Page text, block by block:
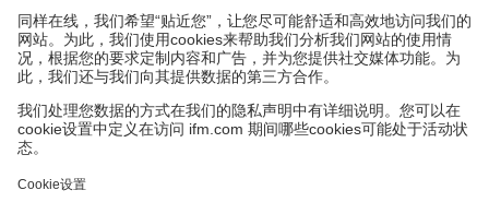
盛夏路61弄1号楼6层
邮编: 201203
总机: 021 3813 4800
电子邮箱:info.cn@ifm.com
沪ICP备19047231号-1
沪公网安备31011502010310号